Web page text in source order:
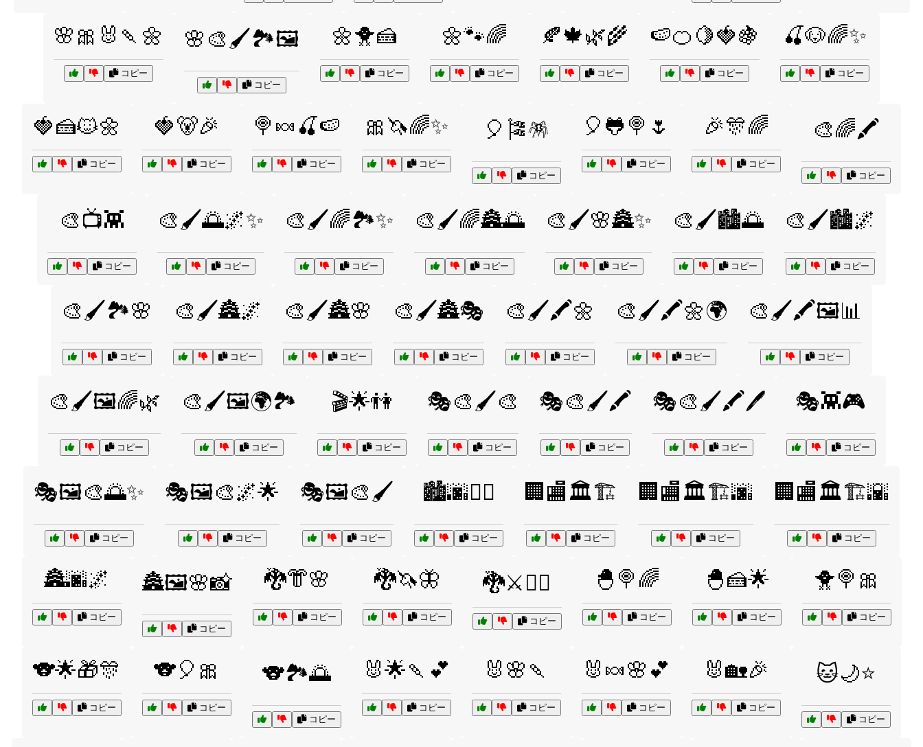
🌸🎀🐰🍡🌼
コピー
🌸🎨🖌️🏞️🖼️
コピー
🌼🐥🍰
コピー
🌼🐾🌈
コピー
🍂🍁🌿🌾
コピー
🍉🍊🍋🍓🍇
コピー
🍒🐶🌈✨
コピー
🍓🍰🐱🌼
コピー
🍓🐻🎉
コピー
🍭🍬🍒🍉
コピー
🎀🦄🌈✨
コピー
🎈🎏🪅
コピー
🎈🐸🍭🌷
コピー
🎉🎊🌈
コピー
🎨🌈🖍️
コピー
🎨📺👾
コピー
🎨🖌️🌅🌌✨
コピー
🎨🖌️🌈🏞️✨
コピー
🎨🖌️🌈🏯🌅
コピー
🎨🖌️🌸🏯✨
コピー
🎨🖌️🏙️🌅
コピー
🎨🖌️🏙️🌌
コピー
🎨🖌️🏞️🌸
コピー
🎨🖌️🏯🌌
コピー
🎨🖌️🏯🌸
コピー
🎨🖌️🏯🎭
コピー
🎨🖌️🖍️🌼
コピー
🎨🖌️🖍️🌼🌍
コピー
🎨🖌️🖍️🖼️📊
コピー
🎨🖌️🖼️🌈🌿
コピー
🎨🖌️🖼️🌍🏞️
コピー
🎬🌟👫
コピー
🎭🎨🖌️🎨
コピー
🎭🎨🖌️🖍️
コピー
🎭🎨🖌️🖍️🖊️
コピー
🎭👾🎮
コピー
🎭🖼️🎨🌅✨
コピー
🎭🖼️🎨🌌🌟
コピー
🎭🖼️🎨🖌️
コピー
🏙️🌆🚶‍♂️
コピー
🏢🏬🏛️🏗️
コピー
🏢🏬🏛️🏗️🌆
コピー
🏢🏬🏛️🏗️🌇
コピー
🏯🌆🌌
コピー
🏯🖼️🌸📸
コピー
🐉👘🌸
コピー
🐉🦄🦋
コピー
🐉⚔️🧝‍♂️
コピー
🐣🍭🌈
コピー
🐣🍰🌟
コピー
🐥🍭🎀
コピー
🐨🌟🎁🎊
コピー
🐨🎈🎀
コピー
🐨🏞️🌅
コピー
🐰🌟🍡💕
コピー
🐰🌸🍡
コピー
🐰🍬🌸💕
コピー
🐰🏡🎉
コピー
🐱🌙⭐
コピー